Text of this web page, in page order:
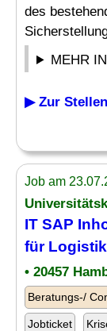
des
MEHR
▶ Zur
Job am
IT SAP
für Logistik
• 20457
Beratungs-/
Jobticket